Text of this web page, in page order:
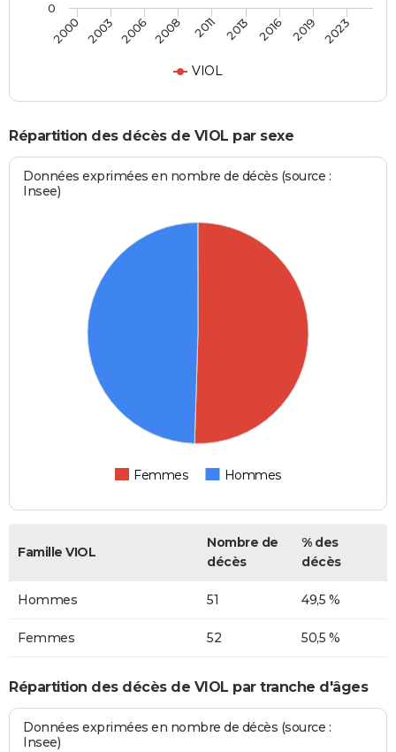
VIOL
2000 2003 2006 2008 2011 2013 2016 2019 2023
0
Répartition des décès de VIOL par sexe
Données exprimées en nombre de décès (source :
Insee)
Femmes Hommes
Famille VIOL
Nombre de
décès
% des
décès
Hommes 51 49,5 %
Femmes 52 50,5 %
Répartition des décès de VIOL par tranche d'âges
Données exprimées en nombre de décès (source :
Insee)